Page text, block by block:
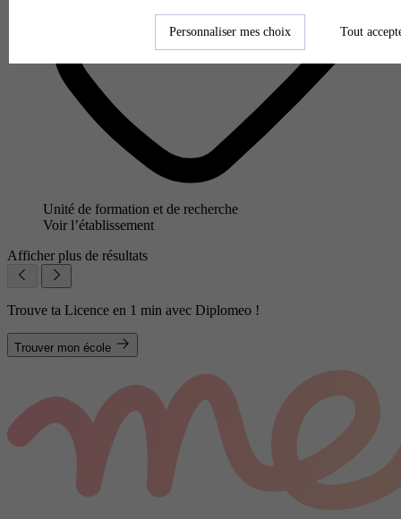
Unité de formation et de recherche
Voir l’établissement
Afficher plus de résultats
Trouve ta Licence en 1 min avec Diplomeo !
Trouver mon école
Personnaliser mes choix Tout